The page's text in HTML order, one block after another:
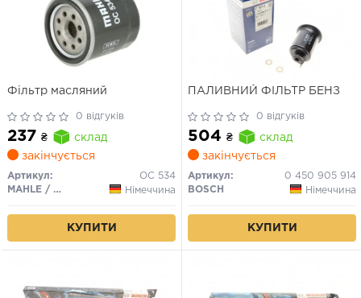
Фільтр масляний
0 відгуків
237 ₴
склад
закінчується
Артикул:
OC 534
MAHLE / KNECHT
Німеччина
КУПИТИ
ПАЛИВНИЙ ФІЛЬТР БЕНЗ
0 відгуків
504 ₴
склад
закінчується
Артикул:
0 450 905 914
BOSCH
Німеччина
КУПИТИ